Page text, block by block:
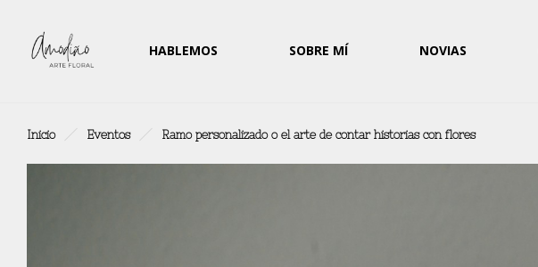
HABLEMOS SOBRE MÍ NOVIAS
Inicio Eventos Ramo personalizado o el arte de contar historias con flores